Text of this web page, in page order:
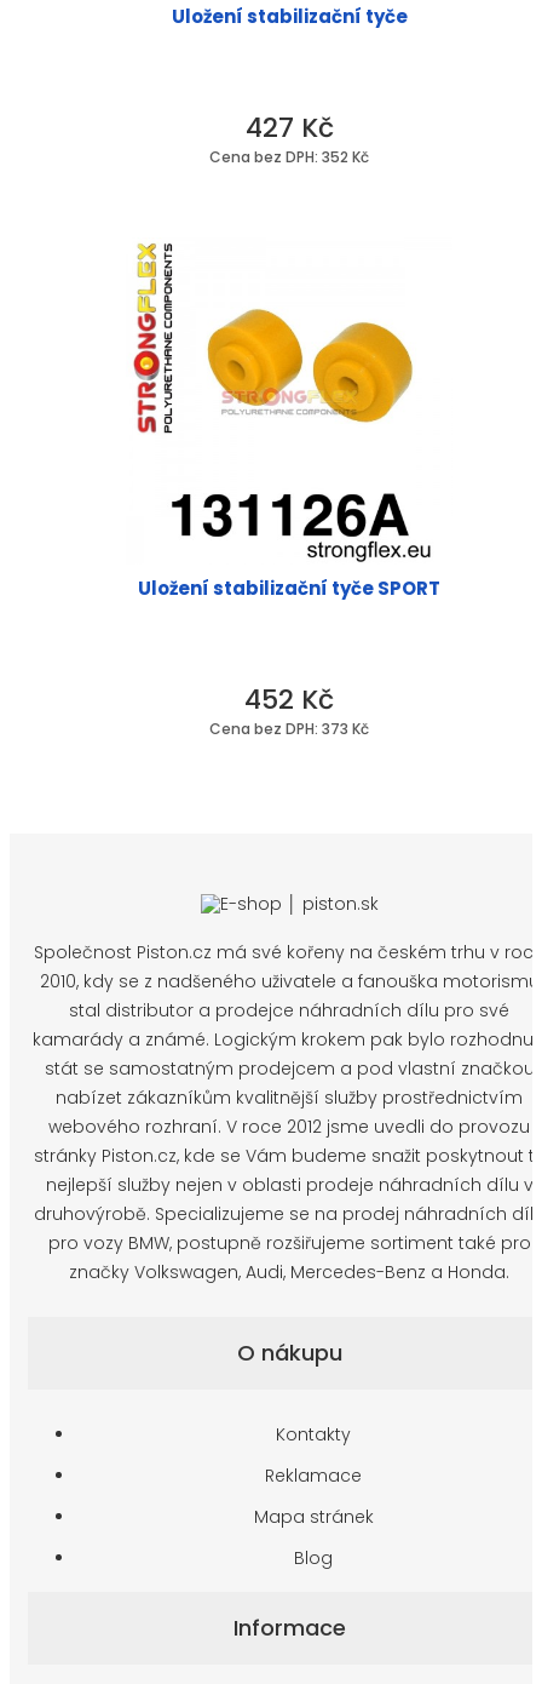
Uložení stabilizační tyče
427 Kč
Cena bez DPH: 352 Kč
Uložení stabilizační tyče SPORT
452 Kč
Cena bez DPH: 373 Kč
Společnost Piston.cz má své kořeny na českém trhu v
2010, kdy se z nadšeného uživatele a fanouška motorismu
stal distributor a prodejce náhradních dílu pro své
kamarády a známé. Logickým krokem pak bylo
stát se samostatným prodejcem a pod vlastní značkou
nabízet zákazníkům kvalitnější služby prostřednictvím
webového rozhraní. V roce 2012 jsme uvedli do provozu
stránky Piston.cz, kde se Vám budeme snažit poskytnout
nejlepší služby nejen v oblasti prodeje náhradních dílu v
druhovýrobě. Specializujeme se na prodej náhradních
pro vozy BMW, postupně rozšiřujeme sortiment také pro
značky Volkswagen, Audi, Mercedes-Benz a Honda.
O nákupu
Kontakty
Reklamace
Mapa stránek
Blog
Informace